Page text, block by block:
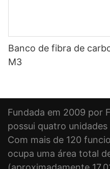
Banco de fibra de
M3
Fundada em 2009 por
possui quatro
Com mais de 120
ocupa uma área total